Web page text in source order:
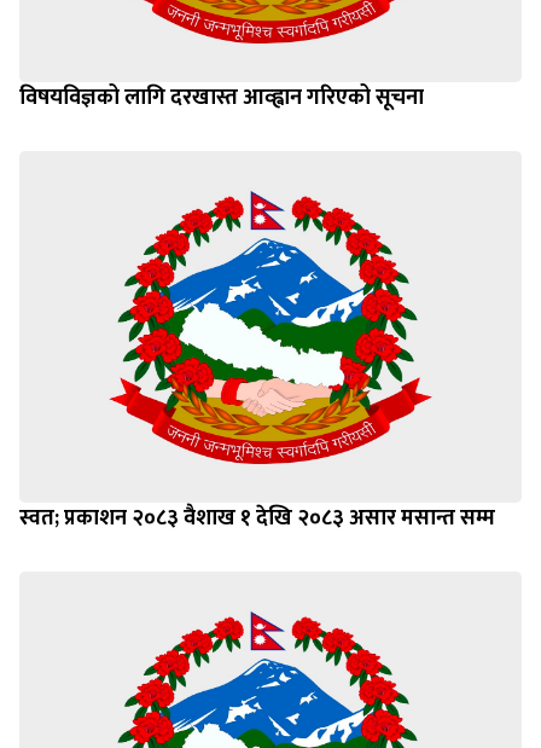
विषयविज्ञको लागि दरखास्त आव्ह्वान गरिएको सूचना
स्वत; प्रकाशन २०८३ वैशाख १ देखि २०८३ असार मसान्त सम्म